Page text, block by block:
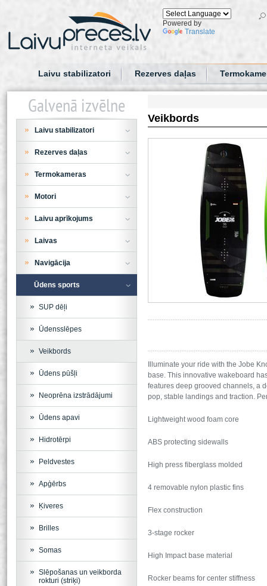
Powered by
Translate
Laivu stabilizatori Rezerves daļas
Veikbords
Illuminate your ride with the Jobe
base. This innovative wakeboard
features deep grooved channels, a
pop, stable landings and traction.
Lightweight wood foam core
ABS protecting sidewalls
High press fiberglass molded
4 removable nylon plastic fins
Flex construction
3-stage rocker
High Impact base material
Rocker beams for center stiffness
Galvenā izvēlne
Laivu stabilizatori
Rezerves daļas
Termokameras
Motori
Laivu aprīkojums
Laivas
Navigācija
Ūdens sports
SUP dēļi
Ūdensslēpes
Veikbords
Ūdens pūšļi
Neoprēna izstrādājumi
Ūdens apavi
Hidrotērpi
Peldvestes
Apģērbs
Ķiveres
Brilles
Somas
Slēpošanas un veikborda
rokturi (striķi)